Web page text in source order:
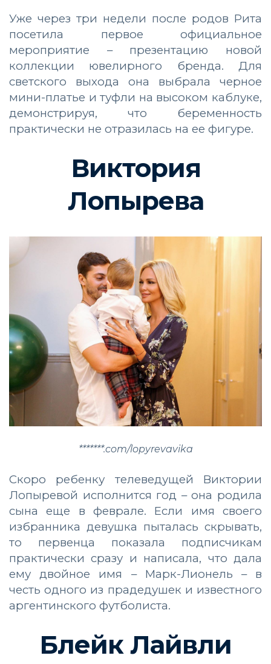
Уже через три недели после родов Рита
посетила первое официальное
мероприятие – презентацию новой
коллекции ювелирного бренда. Для
светского выхода она выбрала черное
мини-платье и туфли на высоком каблуке,
демонстрируя, что беременность
практически не отразилась на ее фигуре.
Виктория
Лопырева
*******.com/lopyrevavika
Скоро ребенку телеведущей Виктории
Лопыревой исполнится год – она родила
сына еще в феврале. Если имя своего
избранника девушка пыталась скрывать,
то первенца показала подписчикам
практически сразу и написала, что дала
ему двойное имя – Марк-Лионель – в
честь одного из прадедушек и известного
аргентинского футболиста.
Блейк Лайвли